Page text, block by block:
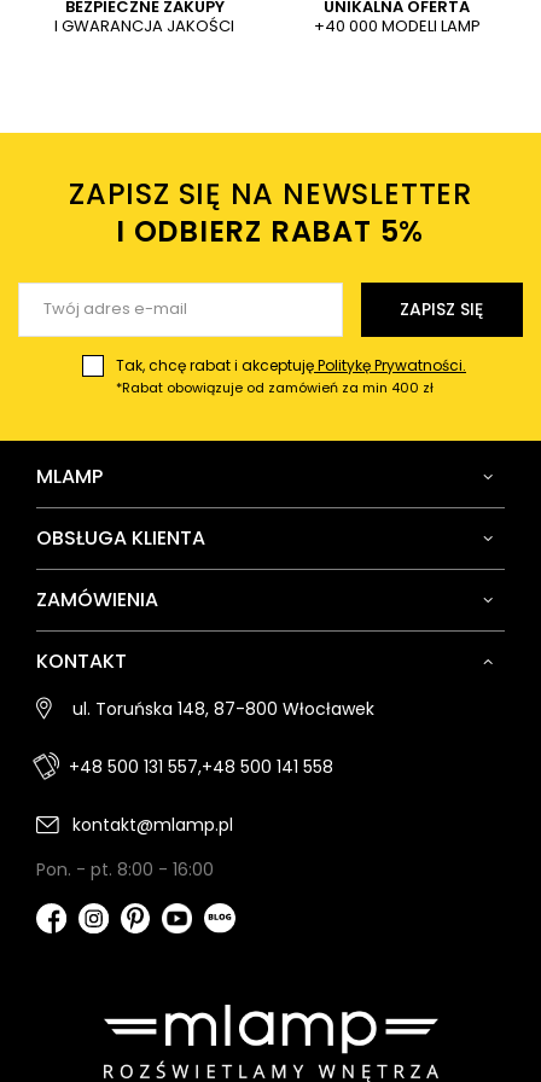
Twoje imię
Twój email
BEZPIECZNE ZAKUPY
I GWARANCJA JAKOŚCI
UNIKALNA OFERTA
+40 000 MODELI LAMP
ZAPISZ SIĘ NA NEWSLETTER
I ODBIERZ RABAT 5%ㅤ
ZAPISZ SIĘ
Tak, chcę rabat i akceptujęPolitykę Prywatności.
*Rabat obowiązuje od zamówień za min 400 zł
MLAMP
OBSŁUGA KLIENTA
ZAMÓWIENIA
KONTAKT
ul. Toruńska 148, 87-800 Włocławek
+48 500 131 557,+48 500 141 558
kontakt@mlamp.pl
Pon. - pt. 8:00 - 16:00